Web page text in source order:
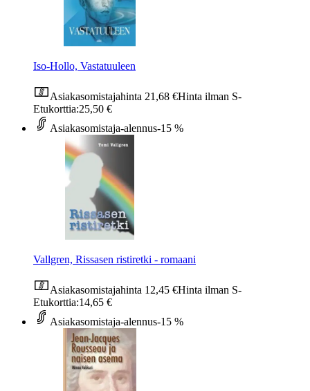
Iso-Hollo, Vastatuuleen
Asiakasomistajahinta 21,68 €Hinta ilman S-
Etukorttia:25,50 €
Asiakasomistaja-alennus-15 %
Vallgren, Rissasen ristiretki - romaani
Asiakasomistajahinta 12,45 €Hinta ilman S-
Etukorttia:14,65 €
Asiakasomistaja-alennus-15 %